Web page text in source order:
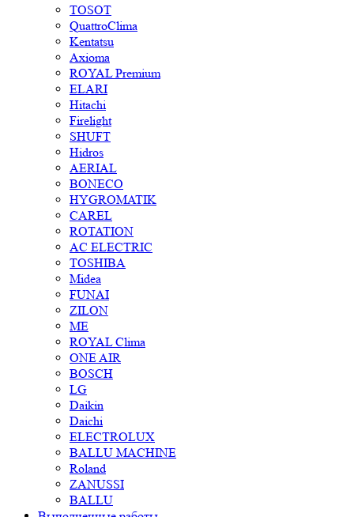
TOSOT
QuattroClima
Kentatsu
Axioma
ROYAL Premium
ELARI
Hitachi
Firelight
SHUFT
Hidros
AERIAL
BONECO
HYGROMATIK
CAREL
ROTATION
AC ELECTRIC
TOSHIBA
Midea
FUNAI
ZILON
ME
ROYAL Clima
ONE AIR
BOSCH
LG
Daikin
Daichi
ELECTROLUX
BALLU MACHINE
Roland
ZANUSSI
BALLU